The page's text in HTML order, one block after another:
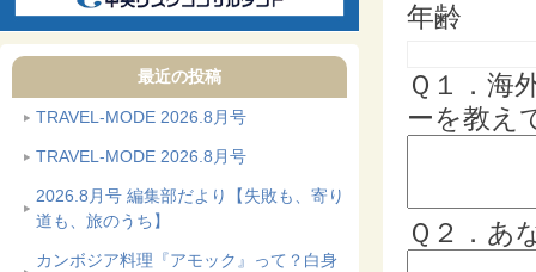
最近の投稿
TRAVEL-MODE 2026.8月号
TRAVEL-MODE 2026.8月号
2026.8月号 編集部だより【失敗も、寄り
道も、旅のうち】
カンボジア料理『アモック』って？白身
年齢
Ｑ１．海
ーを教え
Ｑ２．あ